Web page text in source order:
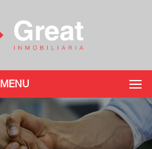
MENU